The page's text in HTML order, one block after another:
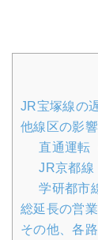
JR宝塚線の
他線区の影響
直通運転
JR京都線
学研都市
総延長の営
その他、各